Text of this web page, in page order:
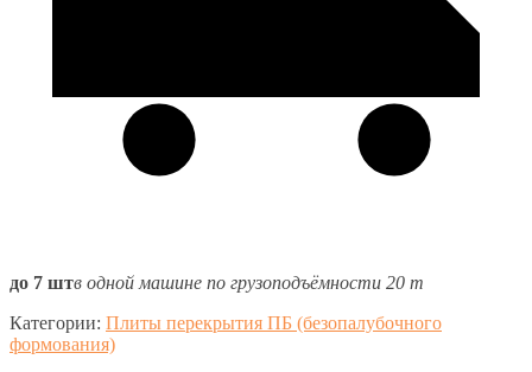
до 7 штв одной машине по грузоподъёмности 20 т
Категории: Плиты перекрытия ПБ (безопалубочного
формования)